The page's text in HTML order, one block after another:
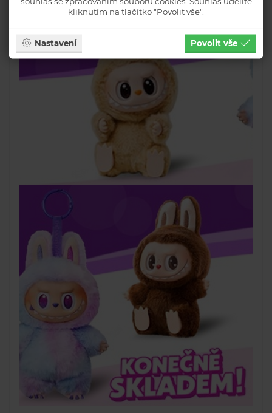
kliknutím na tlačítko "Povolit vše".
Nastavení Povolit vše